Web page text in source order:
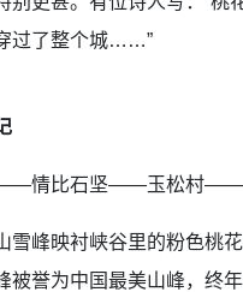
穿过了整个城……”
——情比石坚——玉松村——
峰映衬峡谷里的粉色桃花
被誉为中国最美山峰，终